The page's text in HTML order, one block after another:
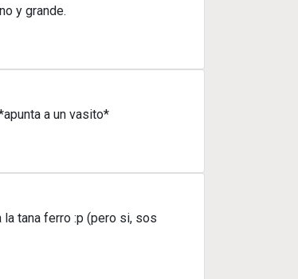
y grande.
a un vasito*
tana ferro :p (pero si, sos